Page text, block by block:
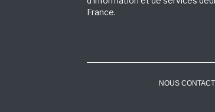
France.
NOUS